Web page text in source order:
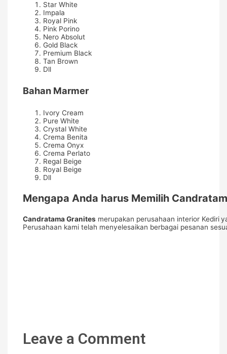
Star White
Impala
Royal Pink
Pink Porino
Nero Absolut
Gold Black
Premium Black
Tan Brown
Dll
Bahan Marmer
Ivory Cream
Pure White
Crystal White
Crema Benita
Crema Onyx
Crema Perlato
Regal Beige
Royal Beige
Dll
Mengapa Anda harus Memilih
Candratama Granitesmerupakan perusahaan interior Kediri
Perusahaan kami telah menyelesaikan berbagai pesanan
Leave a Comment